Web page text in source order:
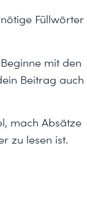
Füllwörter
mit den
Beitrag auch
mach Absätze
zu lesen ist.